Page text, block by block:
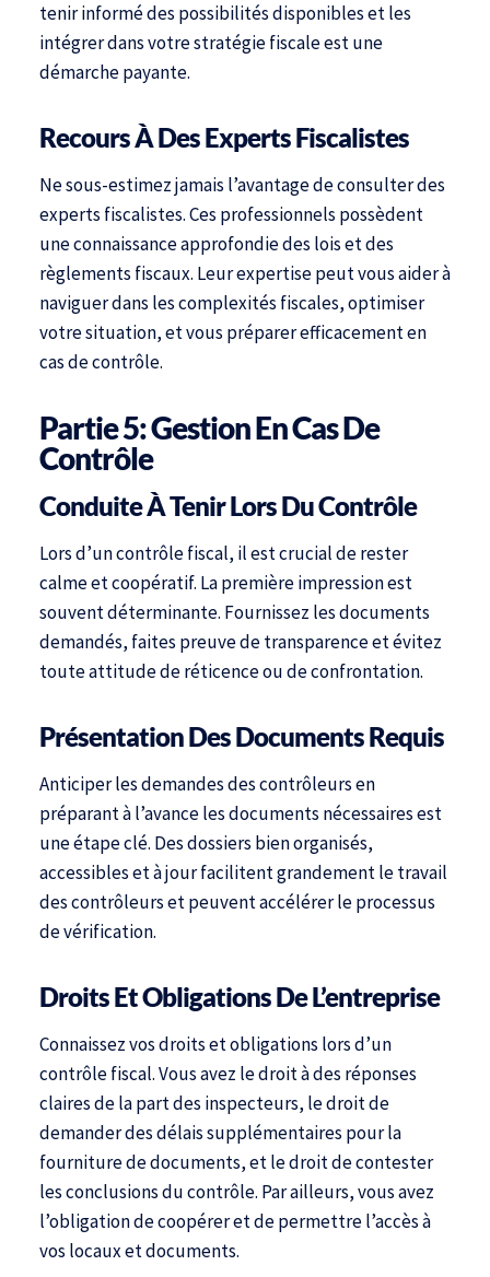
tenir informé des possibilités disponibles et les
intégrer dans votre stratégie fiscale est une
démarche payante.
Recours À Des Experts Fiscalistes
Ne sous-estimez jamais l’avantage de consulter des
experts fiscalistes. Ces professionnels possèdent
une connaissance approfondie des lois et des
règlements fiscaux. Leur expertise peut vous aider à
naviguer dans les complexités fiscales, optimiser
votre situation, et vous préparer efficacement en
cas de contrôle.
Partie 5: Gestion En Cas De
Contrôle
Conduite À Tenir Lors Du Contrôle
Lors d’un contrôle fiscal, il est crucial de rester
calme et coopératif. La première impression est
souvent déterminante. Fournissez les documents
demandés, faites preuve de transparence et évitez
toute attitude de réticence ou de confrontation.
Présentation Des Documents Requis
Anticiper les demandes des contrôleurs en
préparant à l’avance les documents nécessaires est
une étape clé. Des dossiers bien organisés,
accessibles et à jour facilitent grandement le travail
des contrôleurs et peuvent accélérer le processus
de vérification.
Droits Et Obligations De L’entreprise
Connaissez vos droits et obligations lors d’un
contrôle fiscal. Vous avez le droit à des réponses
claires de la part des inspecteurs, le droit de
demander des délais supplémentaires pour la
fourniture de documents, et le droit de contester
les conclusions du contrôle. Par ailleurs, vous avez
l’obligation de coopérer et de permettre l’accès à
vos locaux et documents.